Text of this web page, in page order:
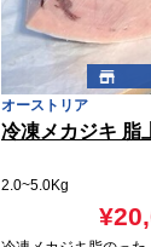
オーストリア
冷凍メカジキ 脂
2.0~5.0Kg